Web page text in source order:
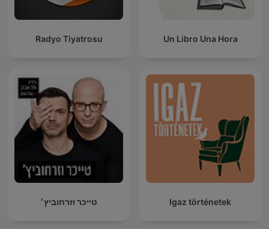
Radyo Tiyatrosu Un Libro Una Hora
טייכר וזרחוביץ׳ Igaz történetek